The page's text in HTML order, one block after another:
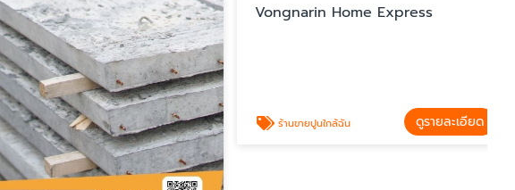
Vongnarin Home Express
ร้านขายปูนใกล้ฉัน ดูรายละเอียด